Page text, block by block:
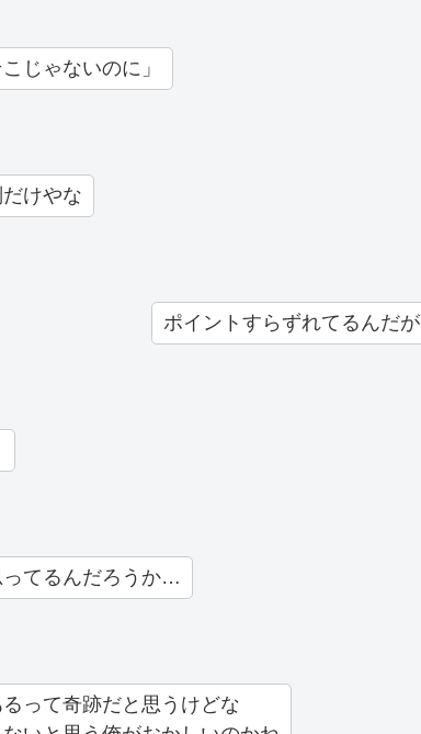
じゃないのに」
けやな
ポイントすらずれてるんだが
ってるんだろうか…
って奇跡だと思うけどな